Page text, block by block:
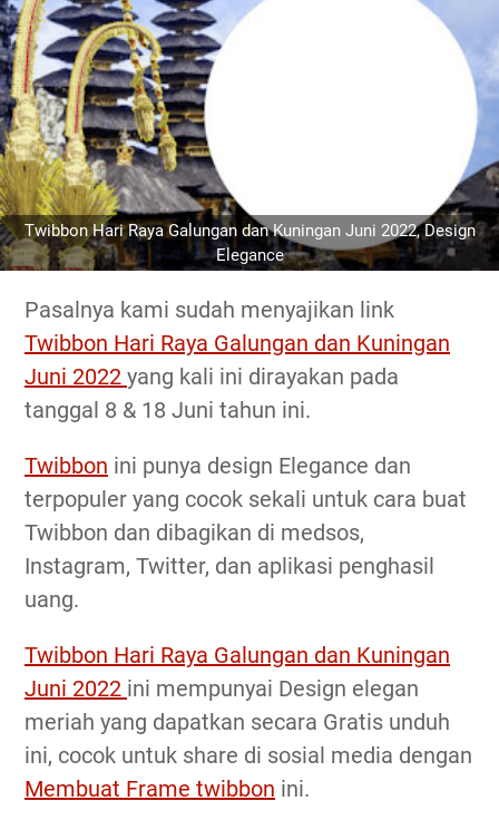
Twibbon Hari Raya Galungan dan Kuningan Juni 2022, Design
Elegance
Pasalnya kami sudah menyajikan link
Twibbon Hari Raya Galungan dan Kuningan
Juni 2022 yang kali ini dirayakan pada
tanggal 8 & 18 Juni tahun ini.
Twibbon ini punya design Elegance dan
terpopuler yang cocok sekali untuk cara buat
Twibbon dan dibagikan di medsos,
Instagram, Twitter, dan aplikasi penghasil
uang.
Twibbon Hari Raya Galungan dan Kuningan
Juni 2022 ini mempunyai Design elegan
meriah yang dapatkan secara Gratis unduh
ini, cocok untuk share di sosial media dengan
Membuat Frame twibbon ini.